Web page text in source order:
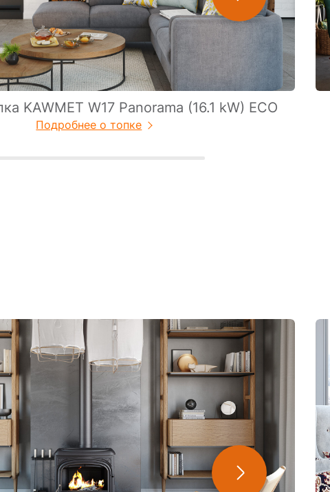
KAWMET W17 Panorama (16.1 kW) EСO
Подробнее о топке